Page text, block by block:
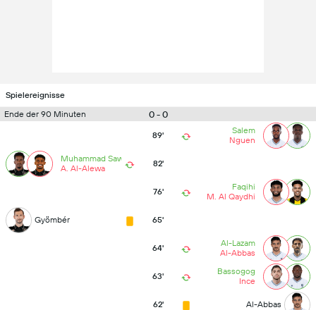
Spielereignisse
Ende der 90 Minuten
0 - 0
89'
Salem
Nguen
Muhammad Sawan
A. Al-Alewa
82'
76'
Faqihi
M. Al Qaydhi
Gyömbér 65'
64'
Al-Lazam
Al-Abbas
63'
Bassogog
Ince
62' Al-Abbas